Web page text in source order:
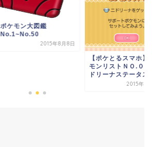
ポケモン大図鑑
No.1~No.50
2015年8月8日
【ポケとるスマホ】
モンリストＮＯ.０
ドリーナステータス
2015年9